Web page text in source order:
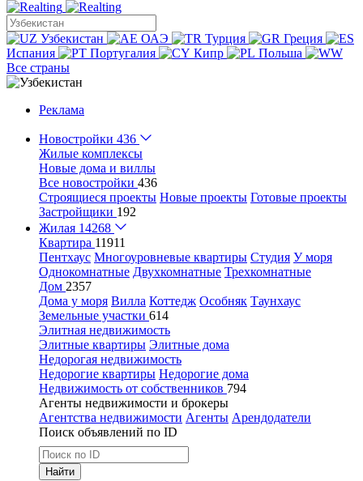
Узбекистан ОАЭ Турция
Греция
Испания
Португалия Кипр
Польша
Все страны
Реклама
Новостройки 436
Жилые комплексы
Новые дома и виллы
Все новостройки 436
Строящиеся проекты Новые проекты Готовые проекты
Застройщики 192
Жилая 14268
Квартира 11911
Пентхаус Многоуровневые квартиры Студия У моря
Однокомнатные Двухкомнатные Трехкомнатные
Дом 2357
Дома у моря Вилла Коттедж Особняк Таунхаус
Земельные участки 614
Элитная недвижимость
Элитные квартиры Элитные дома
Недорогая недвижимость
Недорогие квартиры Недорогие дома
Недвижимость от собственников 794
Агенты недвижимости и брокеры
Агентства недвижимости Агенты Арендодатели
Поиск объявлений по ID
Найти